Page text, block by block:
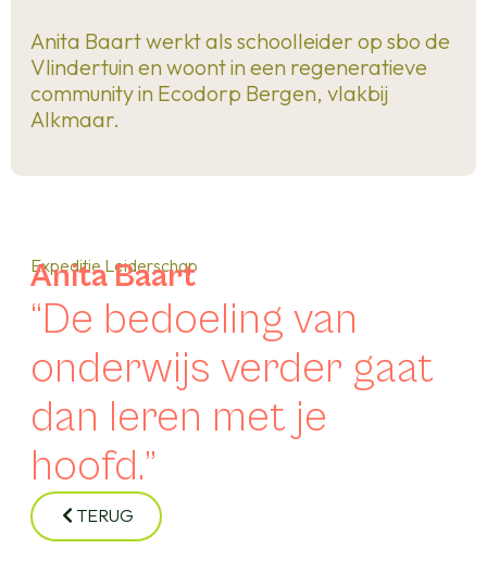
Anita Baart werkt als schoolleider op sbo de
Vlindertuin en woont in een regeneratieve
community in Ecodorp Bergen, vlakbij
Alkmaar.
Expeditie Leiderschap
Anita Baart
“De bedoeling van
onderwijs verder gaat
dan leren met je
hoofd.”
TERUG